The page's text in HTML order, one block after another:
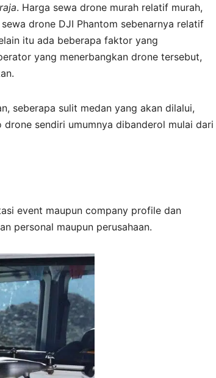
. Harga sewa drone murah relatif murah,
drone DJI Phantom sebenarnya relatif
itu ada beberapa faktor yang
yang menerbangkan drone tersebut,
seberapa sulit medan yang akan dilalui,
sendiri umumnya dibanderol mulai dari
event maupun company profile dan
personal maupun perusahaan.